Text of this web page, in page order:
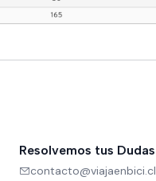
Resolvemos tus Dudas
contacto@viajaenbici.cl